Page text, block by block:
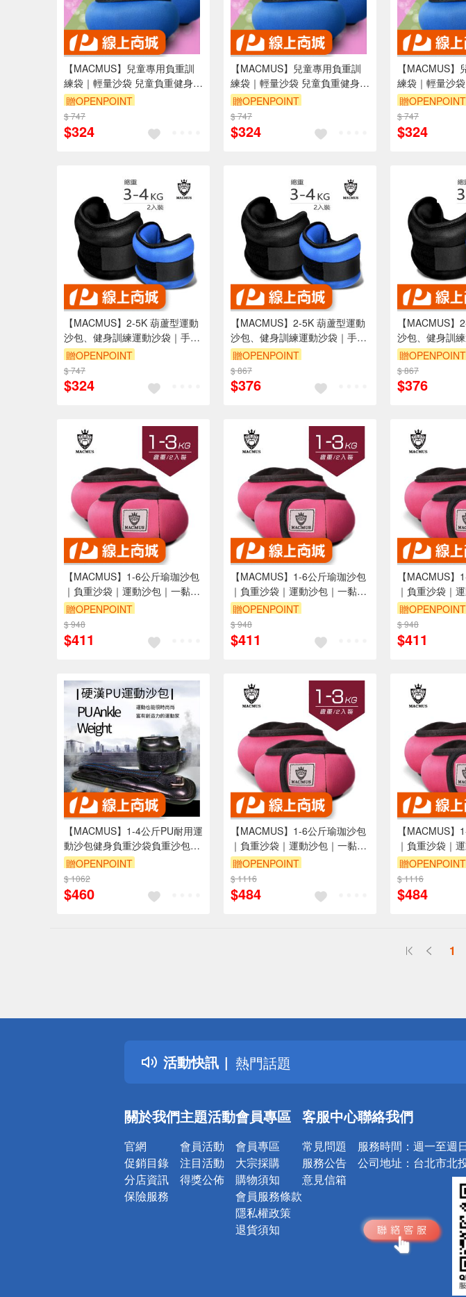
【MACMUS】兒童專用負重訓
練袋｜輕量沙袋 兒童負重健身沙
包｜兒童重量訓練袋｜小型負重
沙袋｜兒童專用力量訓練袋(裸
包出貨)
贈OPENPOINT
$ 747
$324
【MACMUS】兒童專用負重訓
練袋｜輕量沙袋 兒童負重健身沙
包｜兒童重量訓練袋｜小型負重
沙袋｜兒童專用力量訓練袋(裸
包出貨)
贈OPENPOINT
$ 747
$324
【MACMUS】
練袋｜輕量沙
包｜兒童重量訓
沙袋｜兒童專用
包出貨)
贈OPENPOINT
$ 747
$324
【MACMUS】2-5K 葫蘆型運動
沙包、健身訓練運動沙袋｜手
腕、腳踝皆適用(裸包出貨)
贈OPENPOINT
$ 747
$324
【MACMUS】2-5K 葫蘆型運動
沙包、健身訓練運動沙袋｜手
腕、腳踝皆適用(裸包出貨)
贈OPENPOINT
$ 867
$376
【MACMUS
沙包、健身訓
腕、腳踝皆適用
贈OPENPOINT
$ 867
$376
【MACMUS】1-6公斤瑜珈沙包
｜負重沙袋｜運動沙包｜一黏一
拉穿脫方便｜適合健身訓練、瑜
伽、復健可綁手、腳、腿(裸包
出貨)
贈OPENPOINT
$ 948
$411
【MACMUS】1-6公斤瑜珈沙包
｜負重沙袋｜運動沙包｜一黏一
拉穿脫方便｜適合健身訓練、瑜
伽、復健可綁手、腳、腿(裸包
出貨)
贈OPENPOINT
$ 948
$411
【MACMUS
｜負重沙袋｜
拉穿脫方便｜適
伽、復健可綁手
出貨)
贈OPENPOINT
$ 948
$411
【MACMUS】1-4公斤PU耐用運
動沙包健身負重沙袋負重沙包可
綁手腕腳踝復健沙包｜運動沙袋
1 2 3 4公斤可選(裸包出貨)
贈OPENPOINT
$ 1062
$460
【MACMUS】1-6公斤瑜珈沙包
｜負重沙袋｜運動沙包｜一黏一
拉穿脫方便｜適合健身訓練、瑜
伽、復健可綁手、腳、腿(裸包
出貨)
贈OPENPOINT
$ 1116
$484
【MACMUS
｜負重沙袋｜
拉穿脫方便｜適
伽、復健可綁手
出貨)
贈OPENPOINT
$ 1116
$484
1
活動快訊
詐騙網頁！請小心！
得獎公告
熱門話題
銀行優惠
詐騙網頁！請小心！
關於我們
官網
促銷目錄
分店資訊
保險服務
主題活動
會員活動
注目活動
得獎公佈
會員專區
會員專區
大宗採購
購物須知
會員服務條款
隱私權政策
退貨須知
客服中心
常見問題
服務公告
意見信箱
聯絡我們
服務時間： 週一至週
公司地址： 台北市北